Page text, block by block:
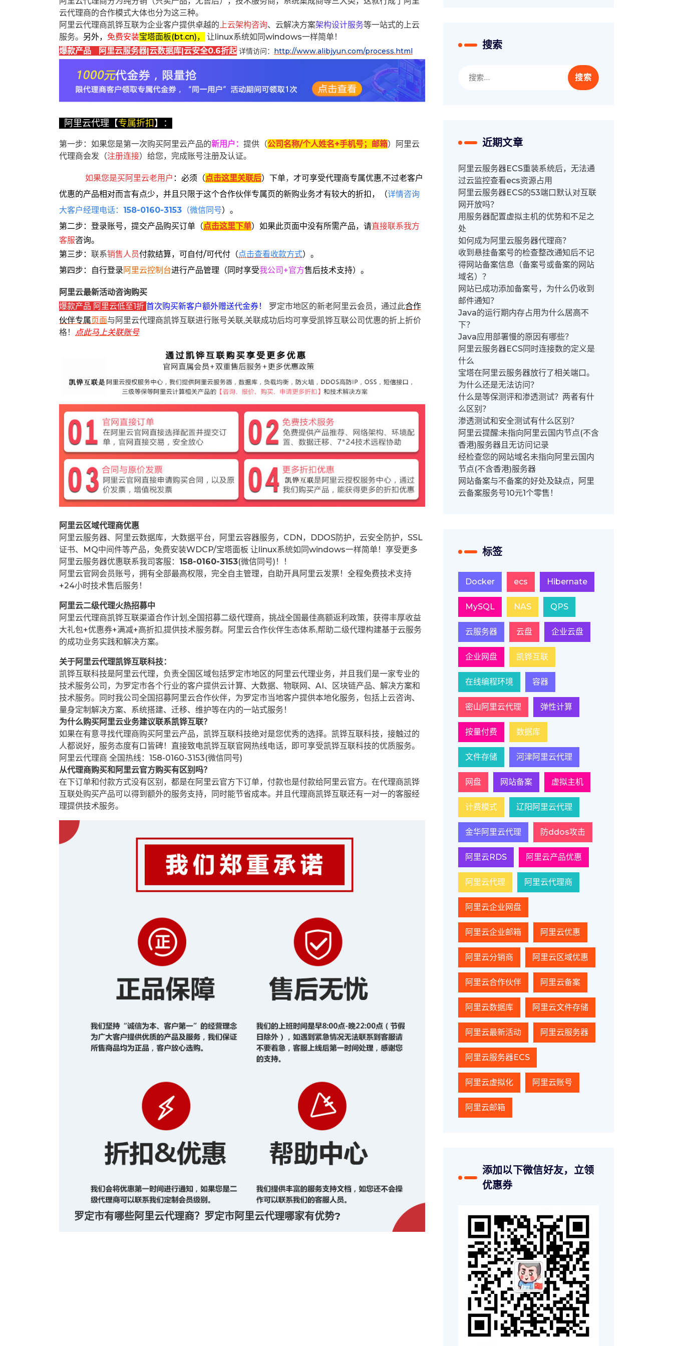
罗定市有哪些阿里云代理商？罗定市阿里云代理哪家有优势?
云代理商的合作模式大体也分为这三种。
阿里云代理商凯铧互联为企业客户提供卓越的上云架构咨询、云解决方案架构设计服务等一站式的上云
服务。 另外， 免费安装宝塔面板(bt.cn)，
让linux系统如同windows一样简单！
爆款产品 阿里云服务器|云数据库|云安全0.6折起 详情访问： http://www.alibjyun.com/process.html
阿里云代理【专属折扣】：
第一步：如果您是第一次购买阿里云产品的新用户 ： 提供（公司名称/个人姓名+手机号；邮箱）阿里云
代理商会发（注册连接）给您，完成账号注册及认证。
如果您是买阿里云老用户 ： 必须 （点击这里关联后） 下单， 才可享受代理商专属优惠,不过老客户
优惠的产品相对而言有点少，并且只限于这个合作伙伴专属页的新购业务才有较大的折扣，
（详情咨询
大客户经理电话： 158-0160-3153 （微信同号）。
第二步：登录账号，提交产品购买订单（点击这里下单） 如果此页面中没有所需产品，请直接联系我方
客服咨询。
第三步： 联系销售人员付款结算，可自付/可代付（点击查看收款方式）。
第四步：自行登录 阿里云控制台进行产品管理（同时享受我公司+官方售后技术支持）。
阿里云最新活动咨询购买
爆款产品 阿里云低至1折 首次购买新客户额外赠送代金券！ 罗定市地区的新老阿里云会员，通过此合作
伙伴专属页面与阿里云代理商凯铧互联进行账号关联,关联成功后均可享受凯铧互联公司优惠的折上折价
格！ 点此马上关联账号
阿里云区域代理商优惠
阿里云服务器、阿里云数据库，大数据平台，阿里云容器服务，CDN，DDOS防护，云安全防护，SSL
证书、MQ中间件等产品，免费安装WDCP/宝塔面板 让linux系统如同windows一样简单！享受更多
阿里云服务器优惠联系我司客服： 158-0160-3153(微信同号)！！
阿里云官网会员账号，拥有全部最高权限，完全自主管理，自助开具阿里云发票！全程免费技术支持
+24小时技术售后服务！
阿里云二级代理火热招募中
阿里云代理商凯铧互联渠道合作计划,全国招募二级代理商，挑战全国最佳高额返利政策，获得丰厚收益
大礼包+优惠券+满减+高折扣,提供技术服务群。阿里云合作伙伴生态体系,帮助二级代理构建基于云服务
的成功业务实践和解决方案。
关于阿里云代理凯铧互联科技：
凯铧互联科技是阿里云代理，负责全国区域包括罗定市地区的阿里云代理业务，并且我们是一家专业的
技术服务公司，为罗定市各个行业的客户提供云计算、大数据、物联网、AI、区块链产品、解决方案和
技术服务。同时我公司全国招募阿里云合作伙伴，为罗定市当地客户提供本地化服务，包括上云咨询、
量身定制解决方案、系统搭建、迁移、维护等在内的一站式服务！
为什么购买阿里云业务建议联系凯铧互联？
如果在有意寻找代理商购买阿里云产品，凯铧互联科技绝对是您优秀的选择。凯铧互联科技，接触过的
人都说好，服务态度有口皆碑！直接致电凯铧互联官网热线电话，即可享受凯铧互联科技的优质服务。
阿里云代理商 全国热线：158-0160-3153(微信同号)
从代理商购买和阿里云官方购买有区别吗？
在下订单和付款方式没有区别，都是在阿里云官方下订单，付款也是付款给阿里云官方。在代理商凯铧
互联处购买产品可以得到额外的服务支持，同时能节省成本。并且代理商凯铧互联还有一对一的客服经
理提供技术服务。
搜索
索：
近期文章
阿里云服务器ECS重装系统后，无法通
过云监控查看ecs资源占用
阿里云服务器ECS的53端口默认对互联
网开放吗？
用服务器配置虚拟主机的优势和不足之
处
如何成为阿里云服务器代理商？
收到悬挂备案号的检查整改通知后不记
得网站备案信息（备案号或备案的网站
域名）？
网站已成功添加备案号，为什么仍收到
邮件通知？
Java的运行期内存占用为什么居高不
下？
Java应用部署慢的原因有哪些？
阿里云服务器ECS同时连接数的定义是
什么
宝塔在阿里云服务器放行了相关端口。
为什么还是无法访问？
什么是等保测评和渗透测试？两者有什
么区别？
渗透测试和安全测试有什么区别？
阿里云提醒:未指向阿里云国内节点(不含
香港)服务器且无访问记录
经检查您的网站域名未指向阿里云国内
节点(不含香港)服务器
网站备案与不备案的好处及缺点，阿里
云备案服务号10元1个零售！
标签
Docker ecs Hibernate
MySQL NAS QPS
云服务器 云盘 企业云盘
企业网盘 凯铧互联
在线编程环境 容器
密山阿里云代理 弹性计算
按量付费 数据库
文件存储 河津阿里云代理
网盘 网站备案 虚拟主机
计费模式 辽阳阿里云代理
金华阿里云代理 防ddos攻击
阿里云RDS 阿里云产品优惠
阿里云代理 阿里云代理商
阿里云企业网盘
阿里云企业邮箱 阿里云优惠
阿里云分销商 阿里云区域优惠
阿里云合作伙伴 阿里云备案
阿里云数据库 阿里云文件存储
阿里云最新活动 阿里云服务器
阿里云服务器ECS
阿里云虚拟化 阿里云账号
阿里云邮箱
添加以下微信好友，立领
优惠券